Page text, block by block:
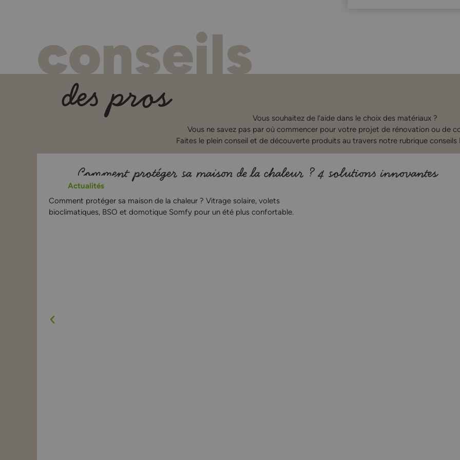
conseils
des pros
Vous souhaitez de l’aide dans le choix des matériaux ?
Vous ne savez pas par où commencer pour votre projet de rénovation ou de
Faites le plein conseil et de découverte produits au travers notre rubrique
Comment protéger sa maison de la chaleur ? 4 solutions innovantes
Actualités
Comment protéger sa maison de la chaleur ? Vitrage solaire, volets
bioclimatiques, BSO et domotique Somfy pour un été plus confortable.